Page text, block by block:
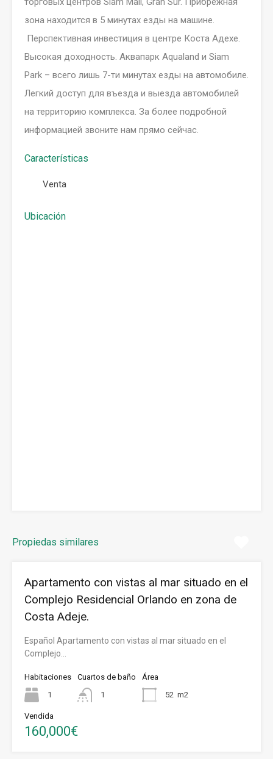
зона находится в 5 минутах езды на машине.
Перспективная инвестиция в центре Коста Адехе.
Высокая доходность. Аквапарк Aqualand и Siam
Park – всего лишь 7-ти минутах езды на автомобиле.
Легкий доступ для въезда и выезда автомобилей
на территорию комплекса. За более подробной
информацией звоните нам прямо сейчас.
Características
Venta
Ubicación
Propiedas similares
Apartamento con vistas al mar situado en el
Complejo Residencial Orlando en zona de
Costa Adeje.
Español Apartamento con vistas al mar situado en el
Complejo…
Habitaciones
1
Cuartos de baño
1
Área
52 m2
Vendida
160,000€